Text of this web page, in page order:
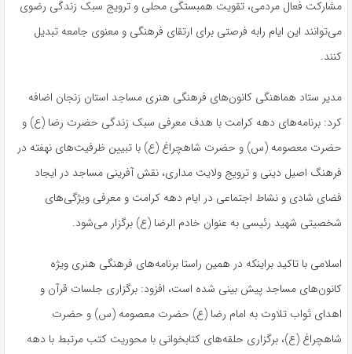
مشارکت فعال مردمی، تقویت همبستگی محلی و ترویج سبک زندگی رضوی
می‌توانند این ایام رابه فرصتی برای ارتقای فرهنگی و معنوی جامعه تبدیل
کنند.
مدیر ستاد هماهنگی کانون‌های فرهنگی هنری مساجد استان زنجان اضافه
کرد: برنامه‌های دهه کرامت با هدف معرفی سبک زندگی حضرت رضا (ع) و
حضرت معصومه (س) و حضرت شاهچراغ (ع) با تبیین ظرفیت‌های نهفته در
فرهنگ اصیل دینی و ترویج ولایت مداری، نقش آفرینی مساجد در ایجاد
فضای شادی و نشاط اجتماعی در ایام دهه کرامت و معرفی ویژگی‌های
شخصیتی شهید رئیسی به عنوان خادم الرضا (ع) برگزار می‌شود.
اسلامی با تاکید براینکه در همین راستا برنامه‌های فرهنگی هنری ویژه
کانون‌های مساجد پیش بینی شده است، افزود: برگزاری جلسات قرآن و
اهدای ثواب تلاوت به امام رضا (ع) حضرت معصومه (س) و حضرت
شاهچراغ (ع)، برگزاری حلقه‌های کتابخوانی با محوریت کتب مرتبط با دهه